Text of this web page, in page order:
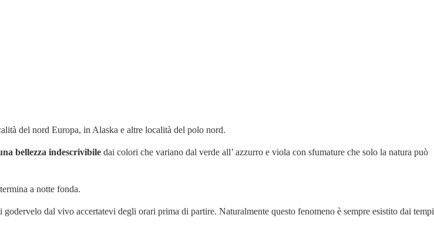
del nord Europa, in Alaska e altre località del polo nord.
bellezza indescrivibile dai colori che variano dal verde all’ azzurro e viola con sfumature che solo la natura può
a notte fonda.
dal vivo accertatevi degli orari prima di partire. Naturalmente questo fenomeno è sempre esistito dai tempi